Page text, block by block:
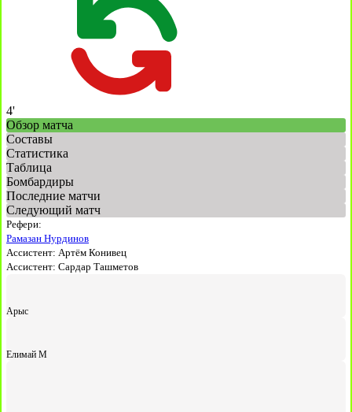
4'
Обзор матча
Составы
Статистика
Таблица
Бомбардиры
Последние матчи
Следующий матч
Рефери:
Рамазан Нурдинов
Ассистент: Артём Конивец
Ассистент: Сардар Ташметов
Арыс
Елимай М